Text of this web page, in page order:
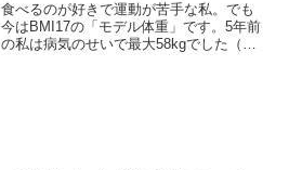
食べるのが好きで運動が苦手な私。でも
今はBMI17の「モデル体重」です。5年前
の私は病気のせいで最大58kgでした（身